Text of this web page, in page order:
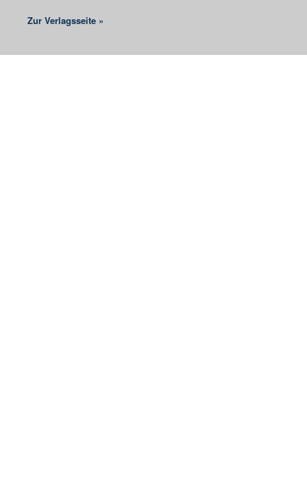
Zur Verlagsseite »